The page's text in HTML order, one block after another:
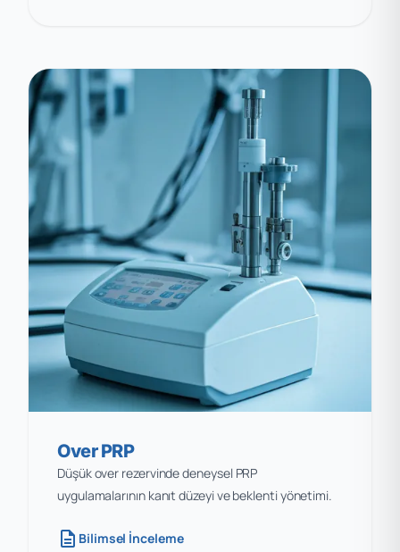
Over PRP
Düşük over rezervinde deneysel PRP
uygulamalarının kanıt düzeyi ve beklenti yönetimi.
description Bilimsel İnceleme